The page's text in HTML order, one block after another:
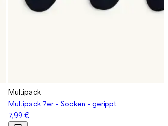
Multipack
Multipack 7er - Socken - gerippt
7,99 €